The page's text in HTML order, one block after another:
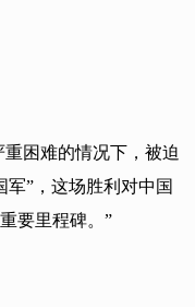
困难的情况下，被迫
军”，这场胜利对中国
要里程碑。”